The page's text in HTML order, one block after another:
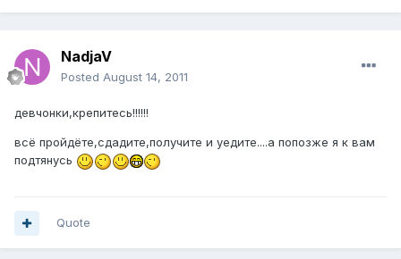
NadjaV
Posted August 14, 2011
девчонки,крепитесь!!!!!!
всё пройдёте,сдадите,получите и уедите....а попозже я к вам
подтянусь
Quote